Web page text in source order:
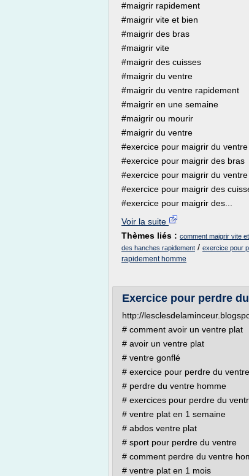
#maigrir rapidement
#maigrir vite et bien
#maigrir des bras
#maigrir vite
#maigrir des cuisses
#maigrir du ventre
#maigrir du ventre rapidement
#maigrir en une semaine
#maigrir ou mourir
#maigrir du ventre
#exercice pour maigrir du ventre
#exercice pour maigrir des bras
#exercice pour maigrir du
#exercice pour maigrir des
#exercice pour maigrir des...
Voir la suite
Thèmes liés : comment maigrir vite
des hanches rapidement / exercice pour
rapidement homme
Exercice pour perdre
http://
# comment avoir un ventre plat
# avoir un ventre plat
# ventre gonflé
# exercice pour perdre du ventre
# perdre du ventre homme
# exercices pour perdre du
# ventre plat en 1 semaine
# abdos ventre plat
# sport pour perdre du ventre
# comment perdre du ventre
# ventre plat en 1 mois